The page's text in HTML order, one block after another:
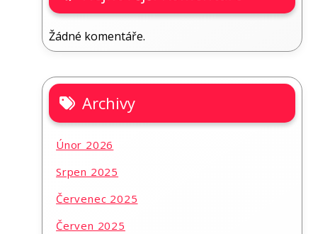
Žádné komentáře.
Archivy
Únor 2026
Srpen 2025
Červenec 2025
Červen 2025